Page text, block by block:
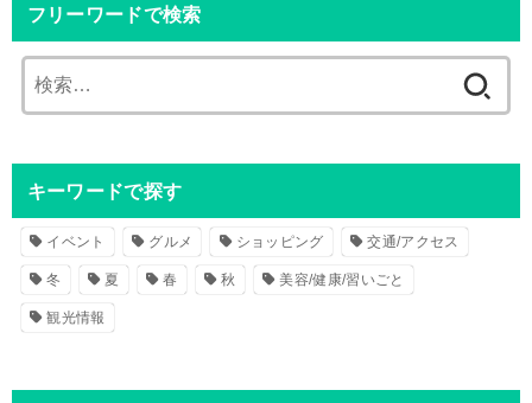
フリーワードで検索
索
キーワードで探す
イベント グルメ ショッピング 交通/アクセス
冬 夏 春 秋 美容/健康/習いごと
観光情報